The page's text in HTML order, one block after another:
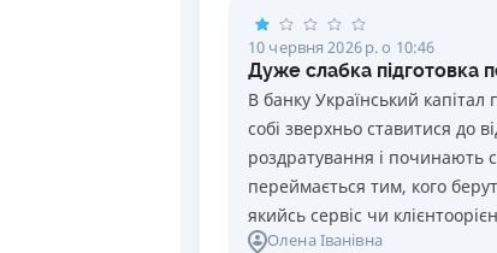
10 червня 2026 р. о 10:46
Дуже слабка підготовка
В банку Український
собі зверхньо ставитися до
роздратування і починають
переймається тим, кого
якийсь сервіс чи
Олена Іванівна